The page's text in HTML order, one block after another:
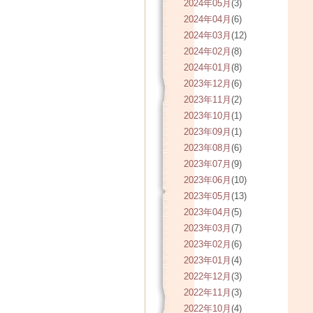
2024年05月 (3)
2024年04月 (6)
2024年03月 (12)
2024年02月 (8)
2024年01月 (8)
2023年12月 (6)
2023年11月 (2)
2023年10月 (1)
2023年09月 (1)
2023年08月 (6)
2023年07月 (9)
2023年06月 (10)
2023年05月 (13)
2023年04月 (5)
2023年03月 (7)
2023年02月 (6)
2023年01月 (4)
2022年12月 (3)
2022年11月 (3)
2022年10月 (4)